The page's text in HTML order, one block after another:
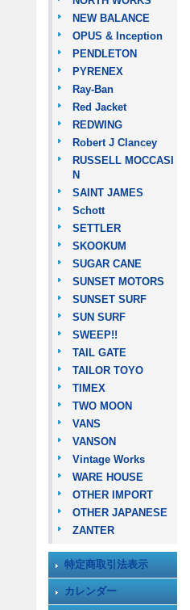
NEW BALANCE
OPUS & Inception
PENDLETON
PYRENEX
Ray-Ban
Red Jacket
REDWING
Robert J Clancey
RUSSELL MOCCASI
N
SAINT JAMES
Schott
SETTLER
SKOOKUM
SUGAR CANE
SUNSET MOTORS
SUNSET SURF
SUN SURF
SWEEP!!
TAIL GATE
TAILOR TOYO
TIMEX
TWO MOON
VANS
VANSON
Vintage Works
WARE HOUSE
OTHER IMPORT
OTHER JAPANESE
ZANTER
特定商取引法表示
カレンダー